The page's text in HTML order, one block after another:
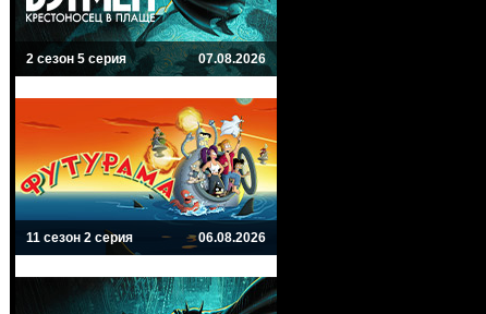
2 сезон 5 серия 07.08.2026
11 сезон 2 серия 06.08.2026